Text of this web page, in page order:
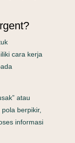
cara kerja
atau
berpikir,
informasi